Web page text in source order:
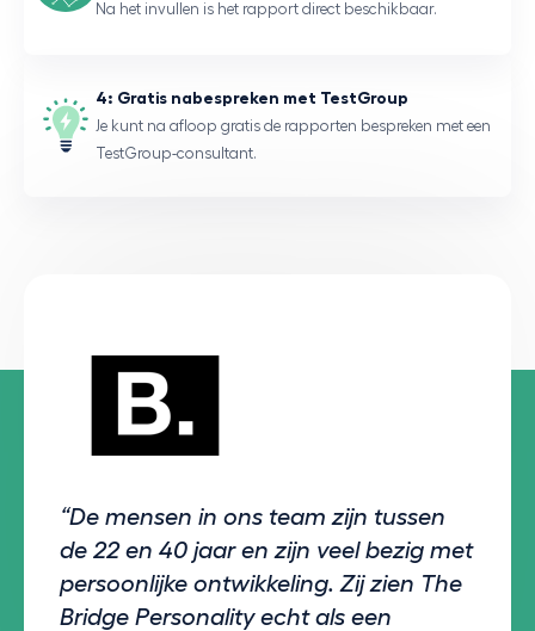
Na het invullen is het rapport direct beschikbaar.
4: Gratis nabespreken met TestGroup
Je kunt na afloop gratis de rapporten bespreken met een
TestGroup-consultant.
“De mensen in ons team zijn tussen
de 22 en 40 jaar en zijn veel bezig met
persoonlijke ontwikkeling. Zij zien The
Bridge Personality echt als een